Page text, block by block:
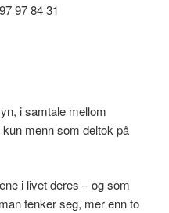
97 84 31
i samtale mellom
menn som deltok på
i livet deres – og som
tenker seg, mer enn to